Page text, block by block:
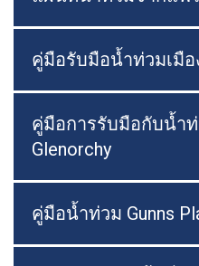
คู่มือรับมือน้ำท่วมเมือ
คู่มือการรับมือกับน้ำ
Glenorchy
คู่มือน้ำท่วม Gunns